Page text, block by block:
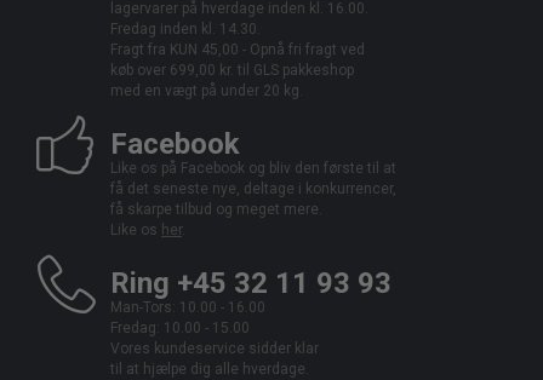
lagervarer på hverdage inden kl. 16.00.
Fredag inden kl. 14.30.
Fragt fra KUN 45,00 - Opnå fri fragt ved
køb over 699,00 kr. til GLS pakkeshop
med en vægt på under 20 kg.
Facebook
Like os på Facebook og bliv den første til at
få det seneste nye, deltage i konkurrencer,
få skarpe tilbud og meget mere.
Like os her.
Ring +45 32 11 93 93
Man-Tors: 10.00 - 16.00
Fredag: 10.00 - 15.00
Vores kundeservice sidder klar
til at hjælpe dig alle hverdage.